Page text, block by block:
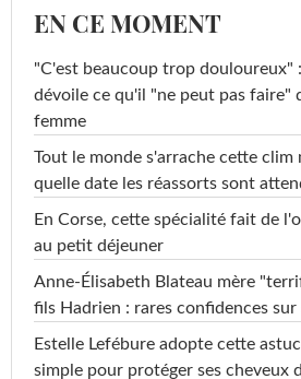
EN CE MOMENT
"C'est beaucoup trop douloureux"
dévoile ce qu'il "ne peut pas faire"
femme
Tout le monde s'arrache cette clim
quelle date les réassorts sont
En Corse, cette spécialité fait de
au petit déjeuner
Anne-Élisabeth Blateau mère
fils Hadrien : rares confidences sur
Estelle Lefébure adopte cette
simple pour protéger ses cheveux